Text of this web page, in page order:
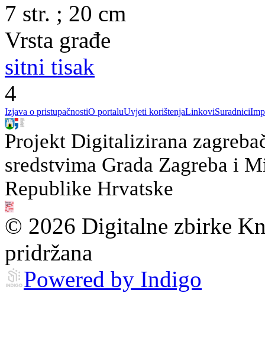
7 str. ; 20 cm
Vrsta građe
sitni tisak
4
Izjava o pristupačnostiO portaluUvjeti korištenjaLinkoviSuradnici
Projekt Digitalizirana
sredstvima Grada Zagreba i
Republike Hrvatske
© 2026 Digitalne zbirke
pridržana
Powered by Indigo